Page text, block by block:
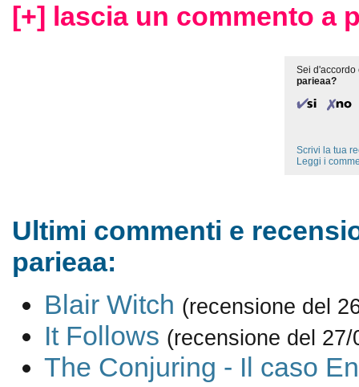
[+] lascia un commento a
Sei d'accordo
parieaa?
Scrivi la tua
Leggi i
Ultimi commenti e
parieaa:
Blair Witch (recensione del
It Follows (recensione del 27/
The Conjuring - Il caso